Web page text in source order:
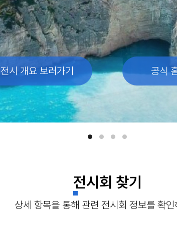
전시 개요 보러가기 공식
전시 개요 보러가기 공식
전시 개요 보러가기 공식
전시 개요 보러가기 공식
전시회 찾기
상세 항목을 통해 관련 전시회 정보를 확인